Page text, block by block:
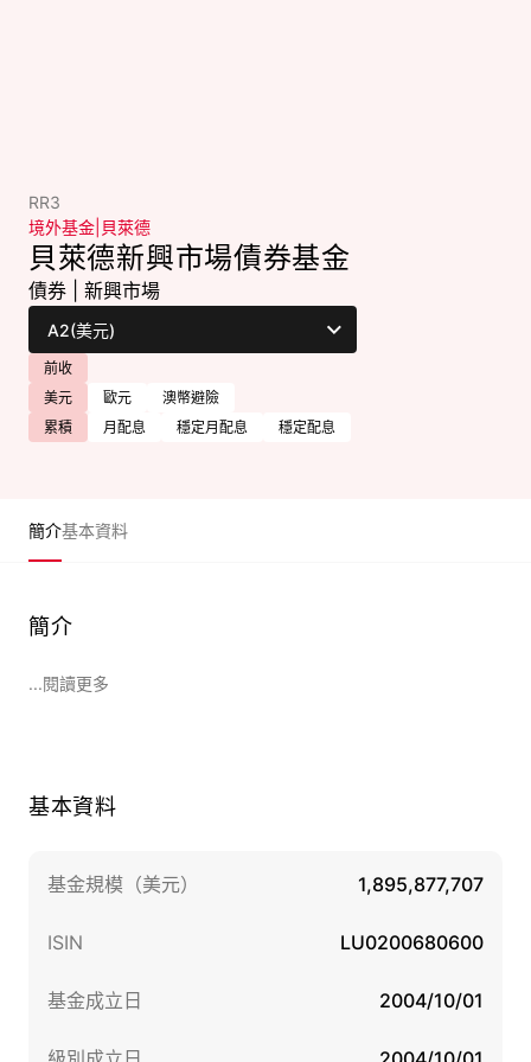
RR3
境外基金 貝萊德
貝萊德新興市場債券基金
債券 新興市場
前收
美元
歐元
澳幣避險
累積
月配息 穩定月配息 穩定配息
簡介基本資料
簡介
...閱讀更多
基本資料
基金規模（美元） 1,895,877,707
ISIN LU0200680600
基金成立日 2004/10/01